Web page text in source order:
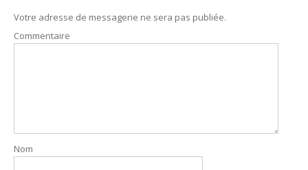
Votre adresse de messagerie ne sera pas publiée.
Commentaire
Nom